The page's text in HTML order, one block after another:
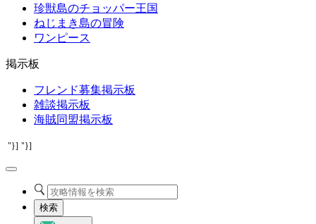
珍獣島のチョッパー王国
ねじまき島の冒険
ワンピース
掲示板
フレンド募集掲示板
雑談掲示板
海賊同盟掲示板
"}] "}]
検索